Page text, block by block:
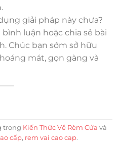
giải pháp này chưa?
luận hoặc chia sẻ bài
Chúc bạn sớm sở hữu
mát, gọn gàng và
trong Kiến Thức Về Rèm Cửa và
cấp, rem vai cao cap.